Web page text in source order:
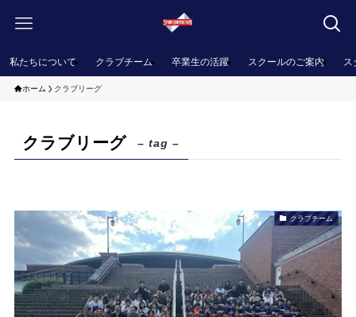
私たちについて クラブチーム 卒業生の活躍 スクールのご案内 ス
ホーム クラブリーグ
クラブリーグ – tag –
クラブチーム